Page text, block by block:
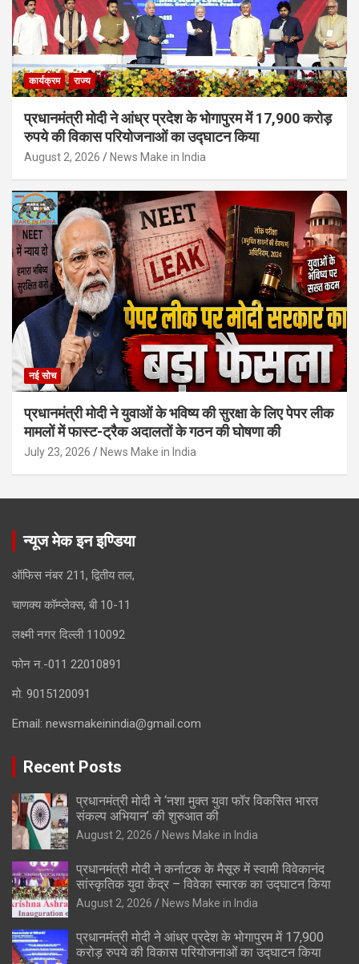
कार्यक्रम राज्य
प्रधानमंत्री मोदी ने आंध्र प्रदेश के भोगापुरम में 17,900 करोड़
रुपये की विकास परियोजनाओं का उद्घाटन किया
August 2, 2026 News Make in India
नई सोच
प्रधानमंत्री मोदी ने युवाओं के भविष्य की सुरक्षा के लिए पेपर लीक
मामलों में फास्ट-ट्रैक अदालतों के गठन की घोषणा की
July 23, 2026 News Make in India
न्यूज मेक इन इण्डिया
ऑफिस नंबर 211, द्वितीय तल,
चाणक्य कॉम्प्लेक्स, बी 10-11
लक्ष्मी नगर दिल्ली 110092
फोन न.-011 22010891
मो. 9015120091
Email: newsmakeinindia@gmail.com
Recent Posts
प्रधानमंत्री मोदी ने ‘नशा मुक्त युवा फॉर विकसित भारत
संकल्प अभियान’ की शुरुआत की
August 2, 2026 News Make in India
प्रधानमंत्री मोदी ने कर्नाटक के मैसूरु में स्वामी विवेकानंद
सांस्कृतिक युवा केंद्र – विवेका स्मारक का उद्घाटन किया
August 2, 2026 News Make in India
प्रधानमंत्री मोदी ने आंध्र प्रदेश के भोगापुरम में 17,900
करोड़ रुपये की विकास परियोजनाओं का उद्घाटन किया